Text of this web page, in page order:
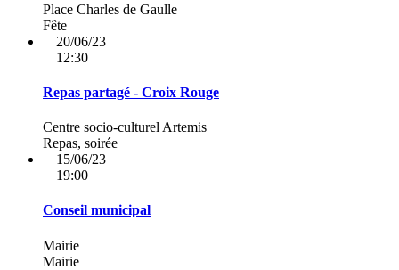
Place Charles de Gaulle
Fête
20/06/23
12:30
Repas partagé - Croix Rouge
Centre socio-culturel Artemis
Repas, soirée
15/06/23
19:00
Conseil municipal
Mairie
Mairie